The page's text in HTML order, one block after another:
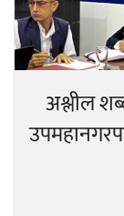
अश्लील